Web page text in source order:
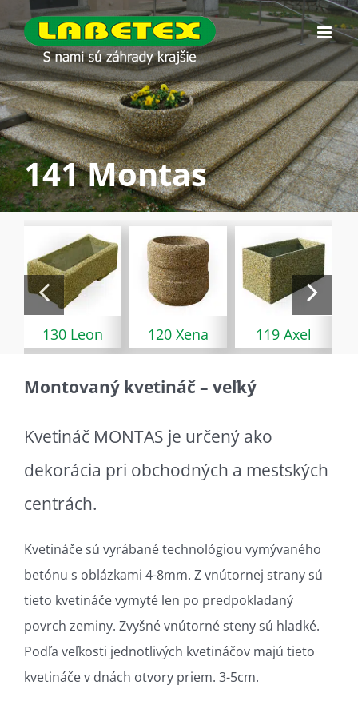
to
content
141 Montas
130 Leon 120 Xena 119 Axel
Montovaný kvetináč – veľký
Kvetináč MONTAS je určený ako
dekorácia pri obchodných a mestských
centrách.
Kvetináče sú vyrábané technológiou vymývaného
betónu s oblázkami 4-8mm. Z vnútornej strany sú
tieto kvetináče vymyté len po predpokladaný
povrch zeminy. Zvyšné vnútorné steny sú hladké.
Podľa veľkosti jednotlivých kvetináčov majú tieto
kvetináče v dnách otvory priem. 3-5cm.